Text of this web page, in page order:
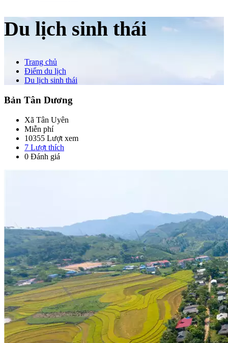
Du lịch sinh thái
Trang chủ
Điểm du lịch
Du lịch sinh thái
Bản Tân Dương
Xã Tân Uyên
Miễn phí
10355 Lượt xem
7 Lượt thích
0 Đánh giá